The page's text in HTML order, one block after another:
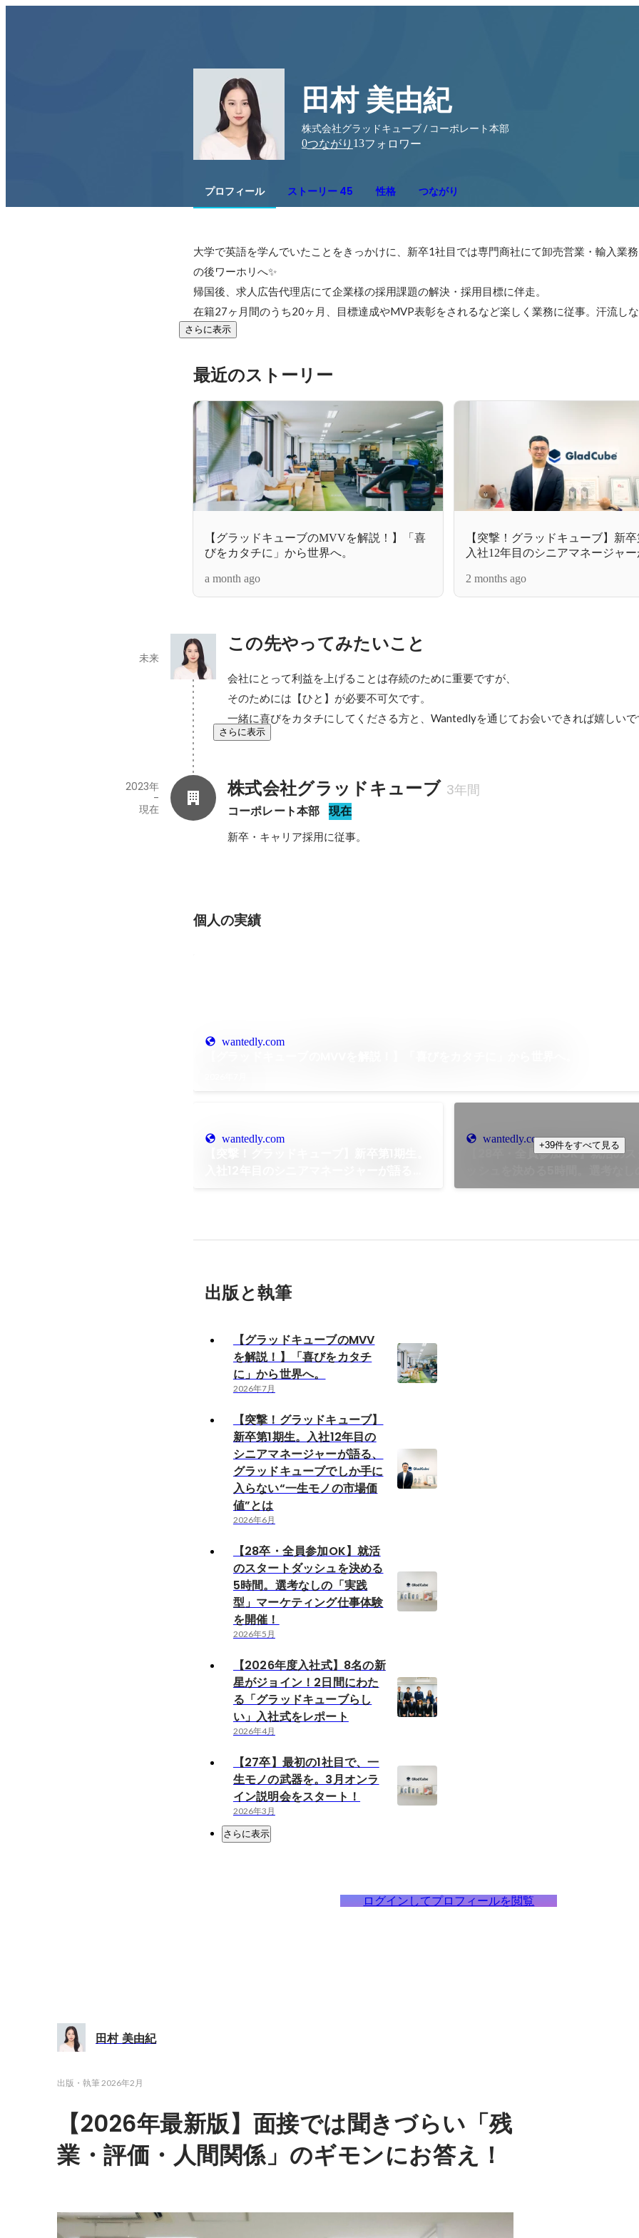
田村 美由紀
株式会社グラッドキューブ / コーポレート本部
0つながり 13フォロワー
プロフィール ストーリー 45 性格 つながり
大学で英語を学んでいたことをきっかけに、新卒1社目では専門商社にて卸売営業・輸入業
の後ワーホリへ✨
帰国後、求人広告代理店にて企業様の採用課題の解決・採用目標に伴走。
在籍27ヶ月間のうち20ヶ月、目標達成やMVP表彰をされるなど楽しく業務に従事。汗流し
さらに表示
最近のストーリー
【グラッドキューブのMVVを解説！】「喜
びをカタチに」から世界へ。
a month ago
【突撃！グラッドキューブ】新
入社12年目のシニアマネージャ
モノの市場価値”とは
2 months ago
この先やってみたいこと
未来
会社にとって利益を上げることは存続のために重要ですが、
そのためには【ひと】が必要不可欠です。
一緒に喜びをカタチにしてくださる方と、Wantedlyを通じてお会いできれば嬉しい
さらに表示
株式会社グラッドキューブ 3年間
コーポレート本部 現在
2023年
-
現在
新卒・キャリア採用に従事。
個人の実績
wantedly.com
wantedly.com wantedly.com
【28卒・全員参加OK】就活の
型」マーケティング仕事体験を
+39件をすべて見る
出版と執筆
【グラッドキューブのMVV
を解説！】「喜びをカタチ
に」から世界へ。
2026年7月
【突撃！グラッドキューブ】
新卒第1期生。入社12年目の
シニアマネージャーが語る、
グラッドキューブでしか手に
入らない“一生モノの市場価
値”とは
2026年6月
【28卒・全員参加OK】就活
のスタートダッシュを決める
5時間。選考なしの「実践
型」マーケティング仕事体験
を開催！
2026年5月
【2026年度入社式】8名の新
星がジョイン！2日間にわた
る「グラッドキューブらし
い」入社式をレポート
2026年4月
【27卒】最初の1社目で、一
生モノの武器を。3月オンラ
イン説明会をスタート！
2026年3月
さらに表示
ログインしてプロフィールを閲覧
田村 美由紀
出版・執筆2026年2月
【2026年最新版】面接では聞きづらい「残
業・評価・人間関係」のギモンにお答え！